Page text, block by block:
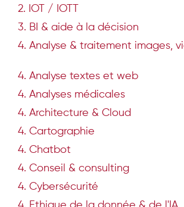
2. IOT / IOTT
3. BI & aide à la décision
4. Analyse & traitement images,
4. Analyse textes et web
4. Analyses médicales
4. Architecture & Cloud
4. Cartographie
4. Chatbot
4. Conseil & consulting
4. Cybersécurité